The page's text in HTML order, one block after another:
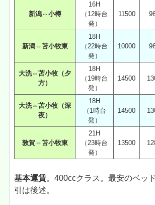
新潟⇔小樽
16H
（12時台
発）
11500
新潟⇔苫小牧東
18H
（22時台
発）
10000
大洗⇔苫小牧（夕
方）
18H
（19時台
発）
14500
大洗⇔苫小牧（深
夜）
18H
（1時台
発）
14500
敦賀⇔苫小牧東
21H
（23時台
発）
13500
基本運賃。400ccクラス。最安のベッ
引は後述。